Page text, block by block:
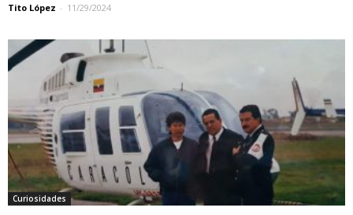
Tito López - 11/29/2024
Curiosidades